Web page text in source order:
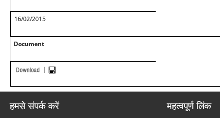
16/02/2015
Document
हमसे संपर्क करें महत्वपूर्ण लिंक